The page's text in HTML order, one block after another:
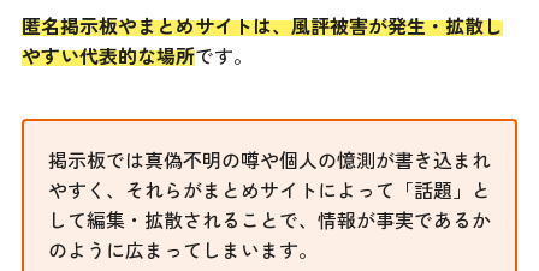
匿名掲示板やまとめサイトは、風評被害が発生・拡散し
やすい代表的な場所です。
掲示板では真偽不明の噂や個人の憶測が書き込まれ
やすく、それらがまとめサイトによって「話題」と
して編集・拡散されることで、情報が事実であるか
のように広まってしまいます。